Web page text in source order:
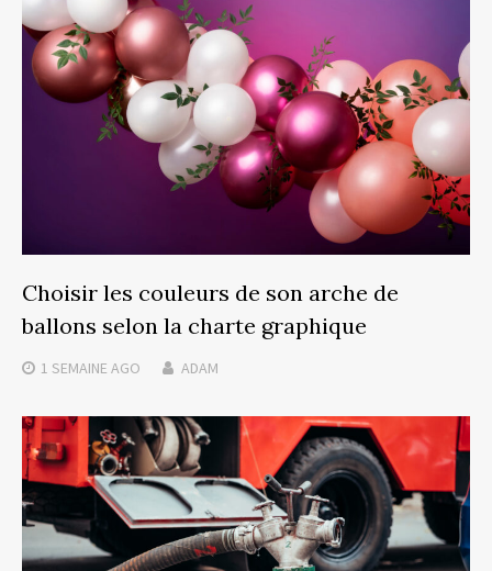
Choisir les couleurs de son arche de
ballons selon la charte graphique
1 SEMAINE AGO ADAM